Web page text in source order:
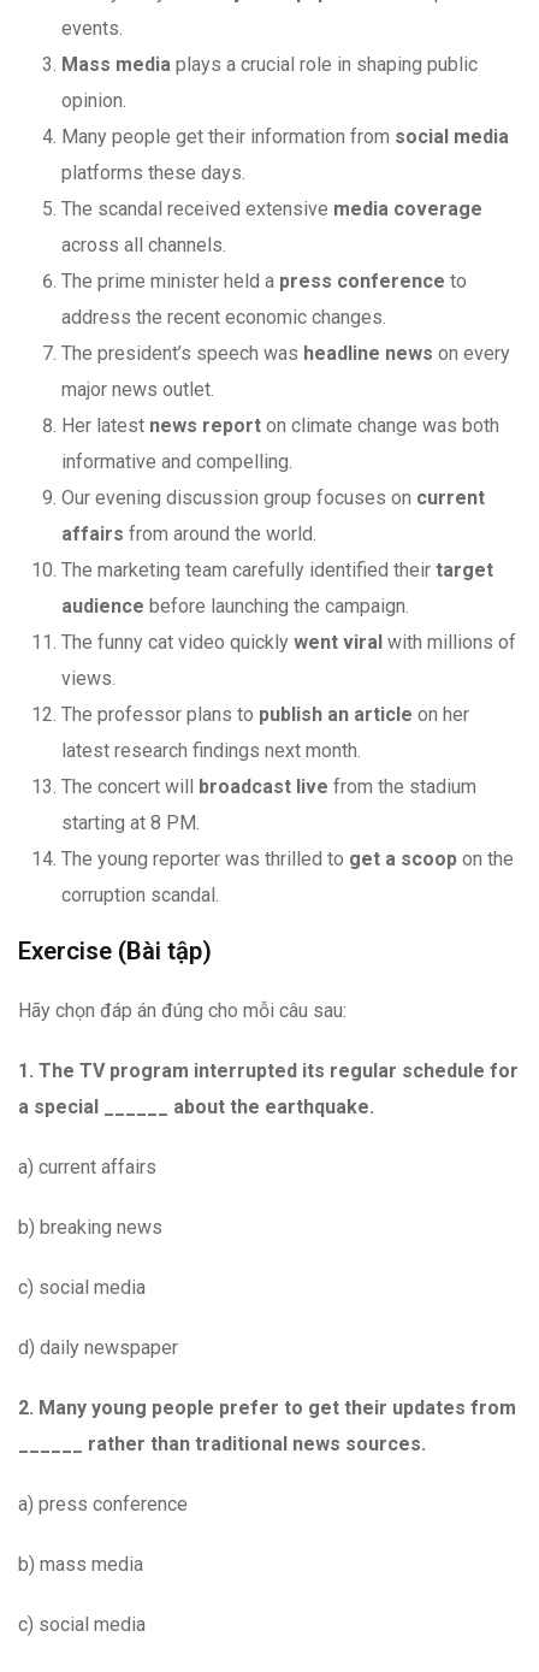
events.
Mass media plays a crucial role in shaping public
opinion.
Many people get their information from social media
platforms these days.
The scandal received extensive media coverage
across all channels.
The prime minister held a press conference to
address the recent economic changes.
The president’s speech was headline news on every
major news outlet.
Her latest news report on climate change was both
informative and compelling.
Our evening discussion group focuses on current
affairs from around the world.
The marketing team carefully identified their target
audience before launching the campaign.
The funny cat video quickly went viral with millions of
views.
The professor plans to publish an article on her
latest research findings next month.
The concert will broadcast live from the stadium
starting at 8 PM.
The young reporter was thrilled to get a scoop on the
corruption scandal.
Exercise (Bài tập)
Hãy chọn đáp án đúng cho mỗi câu sau:
1. The TV program interrupted its regular schedule for
a special ______ about the earthquake.
a) current affairs
b) breaking news
c) social media
d) daily newspaper
2. Many young people prefer to get their updates from
______ rather than traditional news sources.
a) press conference
b) mass media
c) social media